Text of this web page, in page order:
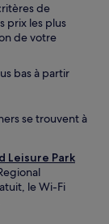
de
prix les plus
de votre
bas à partir
se trouvent à
Leisure Park
le Wi-Fi